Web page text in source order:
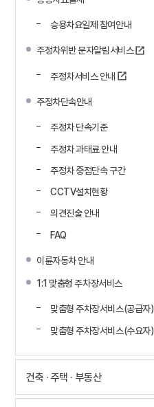
승용차요일제 참여안내
주정차위반 문자알림서비스
주정차서비스 안내
주정차단속안내
주정차 단속기준
주정차 과태료 안내
주정차 중점단속 구간
CCTV설치현황
의견진술 안내
FAQ
이륜자동차 안내
1:1 맞춤형 주차장서비스
맞춤형 주차장서비스(공급자)
맞춤형 주차장서비스(수요자)
건축 · 주택 · 부동산